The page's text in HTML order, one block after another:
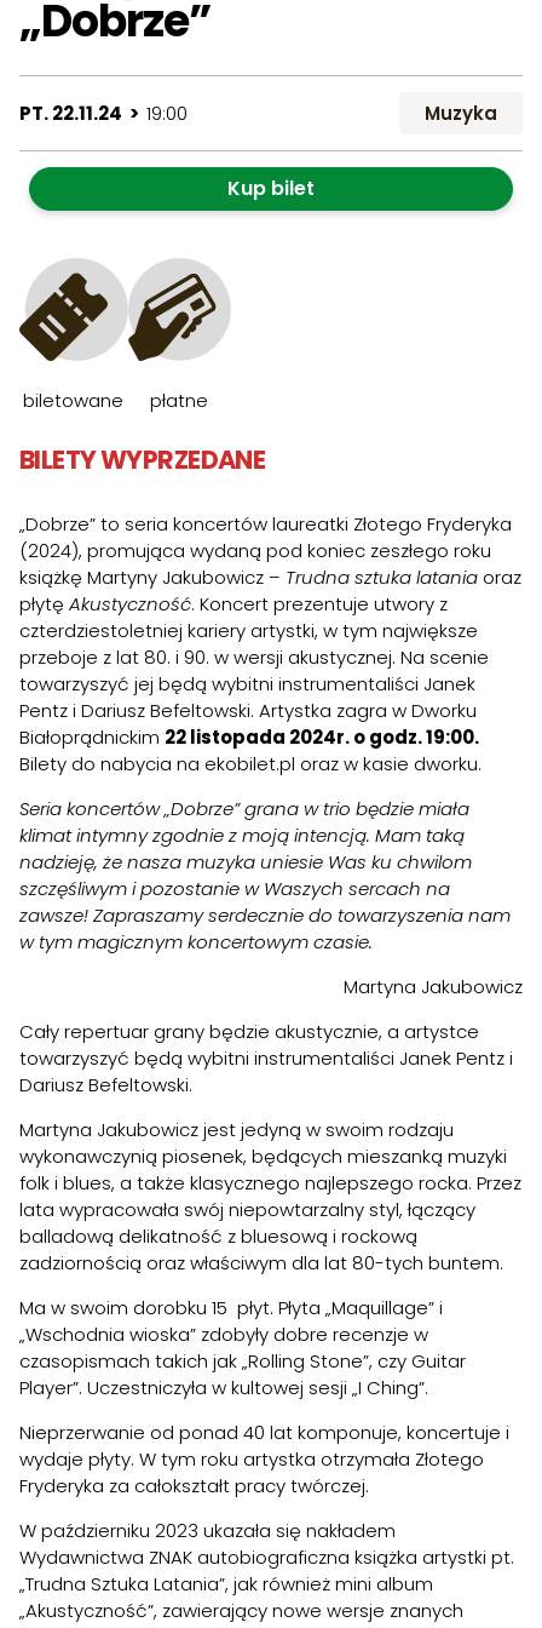
„Dobrze”
PT. 22.11.24 > 19:00 Muzyka
Kup bilet
biletowane płatne
BILETY WYPRZEDANE
„Dobrze” to seria koncertów laureatki Złotego Fryderyka
(2024), promująca wydaną pod koniec zeszłego roku
książkę Martyny Jakubowicz – Trudna sztuka latania oraz
płytę Akustyczność. Koncert prezentuje utwory z
czterdziestoletniej kariery artystki, w tym największe
przeboje z lat 80. i 90. w wersji akustycznej. Na scenie
towarzyszyć jej będą wybitni instrumentaliści Janek
Pentz i Dariusz Befeltowski. Artystka zagra w Dworku
Białoprądnickim 22 listopada 2024r. o godz. 19:00.
Bilety do nabycia na ekobilet.pl oraz w kasie dworku.
Seria koncertów „Dobrze” grana w trio będzie miała
klimat intymny zgodnie z moją intencją. Mam taką
nadzieję, że nasza muzyka uniesie Was ku chwilom
szczęśliwym i pozostanie w Waszych sercach na
zawsze! Zapraszamy serdecznie do towarzyszenia nam
w tym magicznym koncertowym czasie.
Martyna Jakubowicz
Cały repertuar grany będzie akustycznie, a artystce
towarzyszyć będą wybitni instrumentaliści Janek Pentz i
Dariusz Befeltowski.
Martyna Jakubowicz jest jedyną w swoim rodzaju
wykonawczynią piosenek, będących mieszanką muzyki
folk i blues, a także klasycznego najlepszego rocka. Przez
lata wypracowała swój niepowtarzalny styl, łączący
balladową delikatność z bluesową i rockową
zadziornością oraz właściwym dla lat 80-tych buntem.
Ma w swoim dorobku 15 płyt. Płyta „Maquillage” i
„Wschodnia wioska” zdobyły dobre recenzje w
czasopismach takich jak „Rolling Stone”, czy Guitar
Player”. Uczestniczyła w kultowej sesji „I Ching”.
Nieprzerwanie od ponad 40 lat komponuje, koncertuje i
wydaje płyty. W tym roku artystka otrzymała Złotego
Fryderyka za całokształt pracy twórczej.
W październiku 2023 ukazała się nakładem
Wydawnictwa ZNAK autobiograficzna książka artystki pt.
„Trudna Sztuka Latania”, jak również mini album
„Akustyczność”, zawierający nowe wersje znanych